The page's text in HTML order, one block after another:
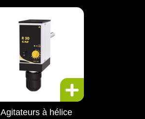
Agitateurs à hélice